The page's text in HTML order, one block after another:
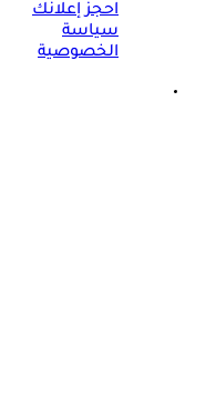
احجز إعلانك
سياسة
الخصوصية